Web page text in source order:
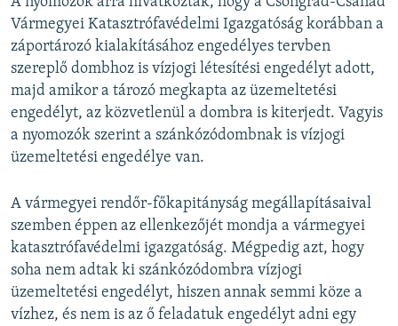
Vármegyei Katasztrófavédelmi Igazgatóság korábban a
záportározó kialakításához engedélyes tervben
szereplő dombhoz is vízjogi létesítési engedélyt adott,
majd amikor a tározó megkapta az üzemeltetési
engedélyt, az közvetlenül a dombra is kiterjedt. Vagyis
a nyomozók szerint a szánkózódombnak is vízjogi
üzemeltetési engedélye van.
A vármegyei rendőr-főkapitányság megállapításaival
szemben éppen az ellenkezőjét mondja a vármegyei
katasztrófavédelmi igazgatóság. Mégpedig azt, hogy
soha nem adtak ki szánkózódombra vízjogi
üzemeltetési engedélyt, hiszen annak semmi köze a
vízhez, és nem is az ő feladatuk engedélyt adni egy